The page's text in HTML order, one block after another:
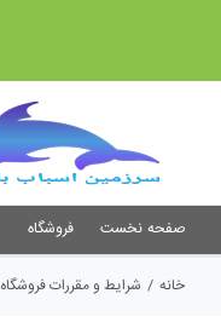
صفحه نخست فروشگاه
خانه / شرایط و مقررات فروشگاه